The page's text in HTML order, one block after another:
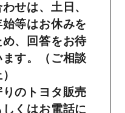
せは、土日、
等はお休みを
、回答をお待
す。（ご相談
のトヨタ販売
くはお電話に